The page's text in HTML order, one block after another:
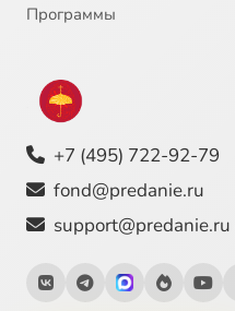
Программы
+7 (495) 722-92-79
fond@predanie.ru
support@predanie.ru